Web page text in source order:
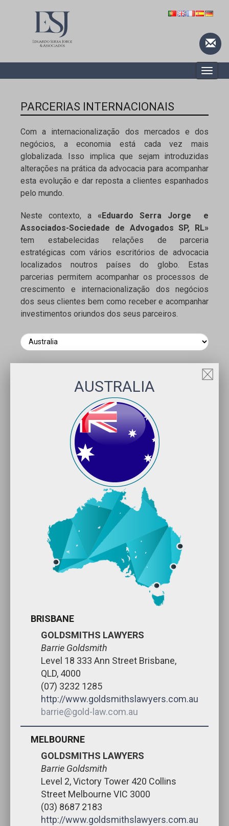
Toggle
PARCERIAS INTERNACIONAIS
Com a internacionalização dos mercados e dos
negócios, a economia está cada vez mais
globalizada. Isso implica que sejam introduzidas
alterações na prática da advocacia para acompanhar
esta evolução e dar reposta a clientes espanhados
pelo mundo.
Neste contexto, a «Eduardo Serra Jorge e
Associados-Sociedade de Advogados SP, RL»
tem estabelecidas relações de parceria
estratégicas com vários escritórios de advocacia
localizados noutros países do globo. Estas
parcerias permitem acompanhar os processos de
crescimento e internacionalização dos negócios
dos seus clientes bem como receber e acompanhar
investimentos oriundos dos seus parceiros.
AUSTRALIA
BRISBANE
GOLDSMITHS LAWYERS
Barrie Goldsmith
Level 18 333 Ann Street Brisbane,
QLD, 4000
(07) 3232 1285
http://www.goldsmithslawyers.com.au
barrie@gold-law.com.au
MELBOURNE
GOLDSMITHS LAWYERS
Barrie Goldsmith
Level 2, Victory Tower 420 Collins
Street Melbourne VIC 3000
(03) 8687 2183
http://www.goldsmithslawyers.com.au